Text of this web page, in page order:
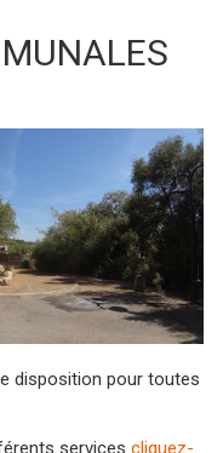
services cliquez-